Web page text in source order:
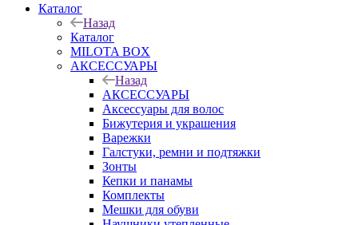
Каталог
Назад
Каталог
MILOTA BOX
АКСЕССУАРЫ
Назад
АКСЕССУАРЫ
Аксессуары для волос
Бижутерия и украшения
Варежки
Галстуки, ремни и подтяжки
Зонты
Кепки и панамы
Комплекты
Мешки для обуви